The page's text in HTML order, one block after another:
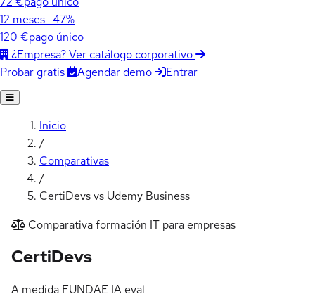
12 meses -47%
120 €pago único
¿Empresa? Ver catálogo corporativo
Probar gratis
Agendar demo Entrar
Inicio
/
Comparativas
/
CertiDevs vs Udemy Business
Comparativa formación IT para empresas
CertiDevsvs Udemy Business:
A medida FUNDAE IA eval